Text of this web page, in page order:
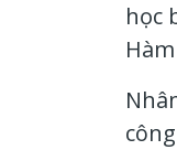
học